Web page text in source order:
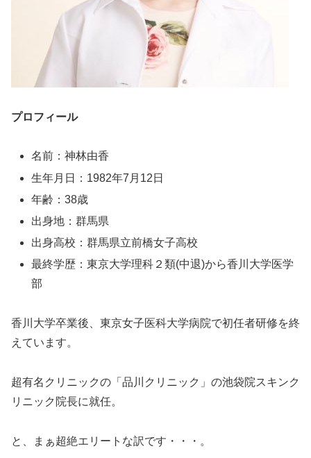
プロフィール
名前：神林由香
生年月日：1982年7月12日
年齢：38歳
出身地：群馬県
出身高校：群馬県立前橋女子高校
最終学歴：東京大学理科２類(中退)から香川大学医学
部
香川大学卒業後、東京女子医科大学病院で初任者研修を終
えています。
超有名クリニックの「品川クリニック」の池袋院スキンク
リニック院長に就任。
と、まぁ超絶エリートな訳です・・・。